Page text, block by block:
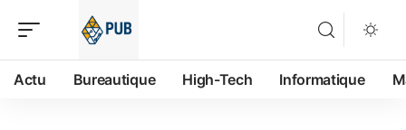
Actu Bureautique High-Tech Informatique